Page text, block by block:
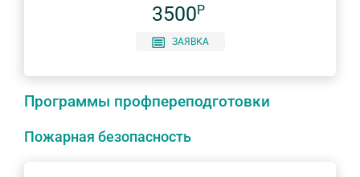
3500P
ЗАЯВКА
Программы профпереподготовки
Пожарная безопасность